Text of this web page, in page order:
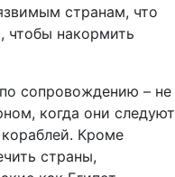
странам, что
чтобы накормить
сопровождению – не
когда они следуют
Кроме
страны,